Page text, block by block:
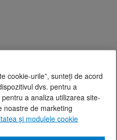
cookie-urile”, sunteți de acord
dvs. pentru a
a analiza utilizarea site-
noastre de marketing
și modulele cookie